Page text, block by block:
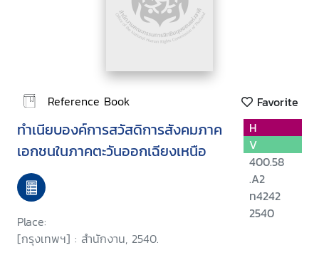
Reference Book Favorite
ทำเนียบองค์การสวัสดิการสังคมภาค
เอกชนในภาคตะวันออกเฉียงเหนือ
Place:
[กรุงเทพฯ] : สำนักงาน, 2540.
H
V
400.58
.A2
ท4242
2540